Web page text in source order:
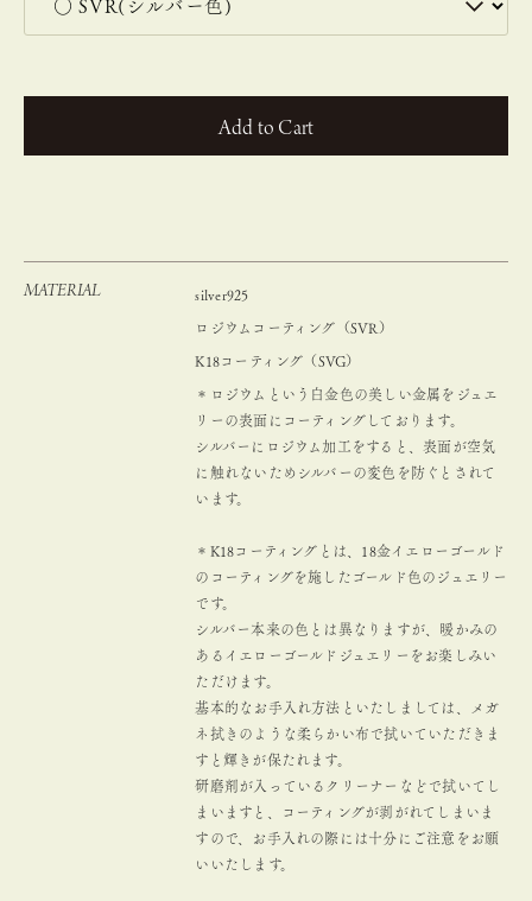
カートに入れる
MATERIAL silver925
ロジウムコーティング（SVR）
K18コーティング（SVG）
＊ロジウムという白金色の美しい金属をジュエ
リーの表面にコーティングしております。
シルバーにロジウム加工をすると、表面が空気
に触れないためシルバーの変色を防ぐとされて
います。
＊K18コーティングとは、18金イエローゴールド
のコーティングを施したゴールド色のジュエリー
です。
シルバー本来の色とは異なりますが、暖かみの
あるイエローゴールドジュエリーをお楽しみい
ただけます。
基本的なお手入れ方法といたしましては、メガ
ネ拭きのような柔らかい布で拭いていただきま
すと輝きが保たれます。
研磨剤が入っているクリーナーなどで拭いてし
まいますと、コーティングが剥がれてしまいま
すので、お手入れの際には十分にご注意をお願
いいたします。